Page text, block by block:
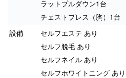
ラットプルダウン1台
チェストプレス（胸）1台
設備
セルフエステ あり
セルフ脱毛 あり
セルフネイル あり
セルフホワイトニング あり